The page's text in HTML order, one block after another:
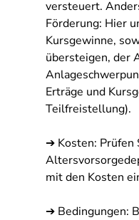
versteuert.
Förderung: Hier
Kursgewinne,
übersteigen, der
Erträge und
Teilfreistellung).
➔ Kosten: Prüfen
mit den Kosten
➔ Bedingungen: